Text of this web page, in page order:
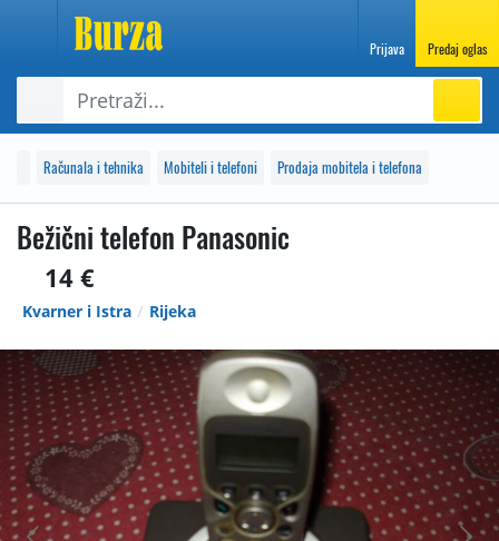
Prijava Predaj oglas
Računala i tehnika Mobiteli i telefoni Prodaja mobitela i telefona
Bežični telefon Panasonic
14 €
Kvarner i Istra Rijeka